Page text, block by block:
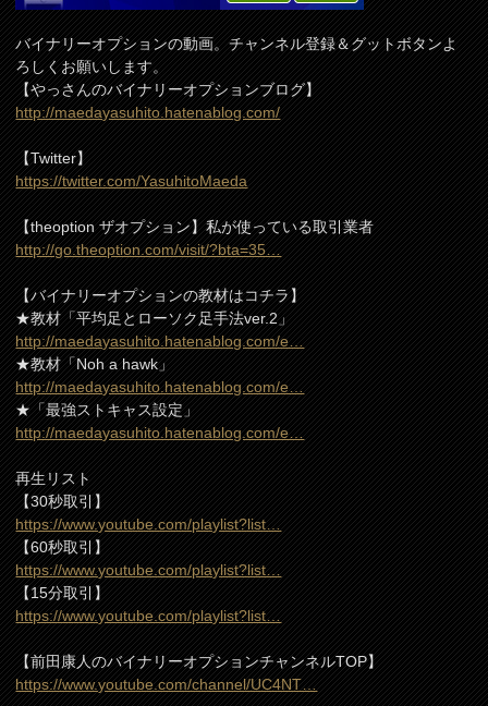
バイナリーオプションの動画。チャンネル登録＆グットボタンよ
ろしくお願いします。
【やっさんのバイナリーオプションブログ】
http://maedayasuhito.hatenablog.com/
【Twitter】
https://twitter.com/YasuhitoMaeda
【theoption ザオプション】私が使っている取引業者
http://go.theoption.com/visit/?bta=35…
【バイナリーオプションの教材はコチラ】
★教材「平均足とローソク足手法ver.2」
http://maedayasuhito.hatenablog.com/e…
★教材「Noh a hawk」
http://maedayasuhito.hatenablog.com/e…
★「最強ストキャス設定」
http://maedayasuhito.hatenablog.com/e…
再生リスト
【30秒取引】
https://www.youtube.com/playlist?list…
【60秒取引】
https://www.youtube.com/playlist?list…
【15分取引】
https://www.youtube.com/playlist?list…
【前田康人のバイナリーオプションチャンネルTOP】
https://www.youtube.com/channel/UC4NT…